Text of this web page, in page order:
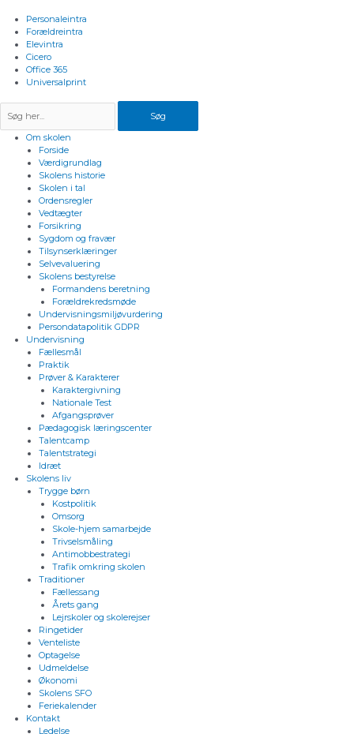
indholdet
Personaleintra
Forældreintra
Elevintra
Cicero
Office 365
Universalprint
Søg
Om skolen
Forside
Værdigrundlag
Skolens historie
Skolen i tal
Ordensregler
Vedtægter
Forsikring
Sygdom og fravær
Tilsynserklæringer
Selvevaluering
Skolens bestyrelse
Formandens beretning
Forældrekredsmøde
Undervisningsmiljøvurdering
Persondatapolitik GDPR
Undervisning
Fællesmål
Praktik
Prøver & Karakterer
Karaktergivning
Nationale Test
Afgangsprøver
Pædagogisk læringscenter
Talentcamp
Talentstrategi
Idræt
Skolens liv
Trygge børn
Kostpolitik
Omsorg
Skole-hjem samarbejde
Trivselsmåling
Antimobbestrategi
Trafik omkring skolen
Traditioner
Fællessang
Årets gang
Lejrskoler og skolerejser
Ringetider
Venteliste
Optagelse
Udmeldelse
Økonomi
Skolens SFO
Feriekalender
Kontakt
Ledelse